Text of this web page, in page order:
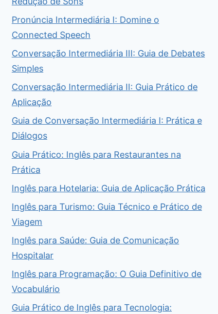
Pronúncia Intermediária I: Domine o
Connected Speech
Conversação Intermediária III: Guia de Debates
Simples
Conversação Intermediária II: Guia Prático de
Aplicação
Guia de Conversação Intermediária I: Prática e
Diálogos
Guia Prático: Inglês para Restaurantes na
Prática
Inglês para Hotelaria: Guia de Aplicação Prática
Inglês para Turismo: Guia Técnico e Prático de
Viagem
Inglês para Saúde: Guia de Comunicação
Hospitalar
Inglês para Programação: O Guia Definitivo de
Vocabulário
Guia Prático de Inglês para Tecnologia: